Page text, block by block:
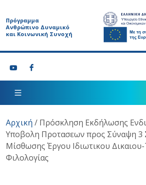
Πρόγραμμα
Ανθρώπινο Δυναμικό
και Κοινωνική Συνοχή
Αρχική / Πρόσκληση Εκδήλωσης
Υποβολη Προτασεων προς Σύναψη 3
Μίσθωσης Έργου Ιδιωτικου
Φιλολογίας